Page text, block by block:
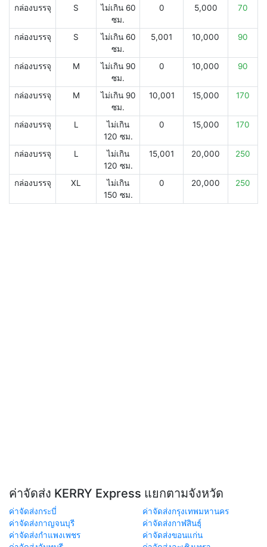
กล่องบรรจุ S
ไม่เกิน 60
ซม.
0 5,000 70
กล่องบรรจุ S
ไม่เกิน 60
ซม.
5,001 10,000 90
กล่องบรรจุ M
ไม่เกิน 90
ซม.
0 10,000 90
กล่องบรรจุ M
ไม่เกิน 90
ซม.
10,001 15,000 170
กล่องบรรจุ L
ไม่เกิน
120 ซม.
0 15,000 170
กล่องบรรจุ L
ไม่เกิน
120 ซม.
15,001 20,000 250
กล่องบรรจุ XL
ไม่เกิน
150 ซม.
0 20,000 250
ค่าจัดส่ง KERRY Express แยกตามจังหวัด
ค่าจัดส่งกระบี่
ค่าจัดส่งกรุงเทพมหานคร
ค่าจัดส่งกาญจนบุรี
ค่าจัดส่งกาฬสินธุ์
ค่าจัดส่งกำแพงเพชร
ค่าจัดส่งขอนแก่น